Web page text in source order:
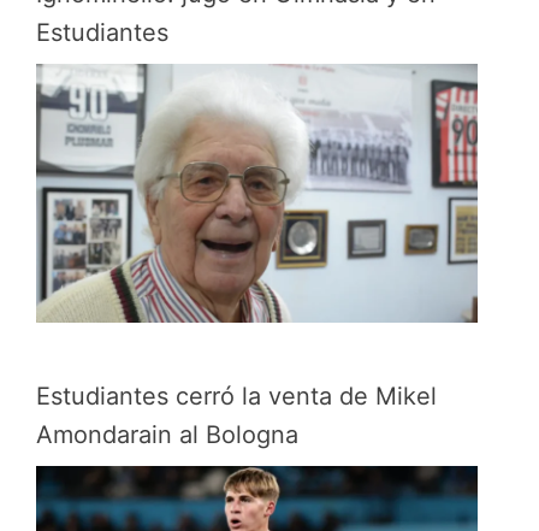
Estudiantes
Estudiantes cerró la venta de Mikel
Amondarain al Bologna